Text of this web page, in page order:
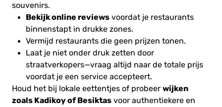
souvenirs.
Bekijk online reviews voordat je restaurants
binnenstapt in drukke zones.
Vermijd restaurants die geen prijzen tonen.
Laat je niet onder druk zetten door
straatverkopers—vraag altijd naar de totale prijs
voordat je een service accepteert.
Houd het bij lokale eettentjes of probeer wijken
zoals Kadikoy of Besiktas voor authentiekere en